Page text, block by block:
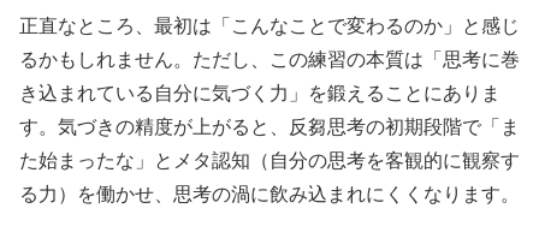
正直なところ、最初は「こんなことで変わるのか」と感じ
るかもしれません。ただし、この練習の本質は「思考に巻
き込まれている自分に気づく力」を鍛えることにありま
す。気づきの精度が上がると、反芻思考の初期段階で「ま
た始まったな」とメタ認知（自分の思考を客観的に観察す
る力）を働かせ、思考の渦に飲み込まれにくくなります。